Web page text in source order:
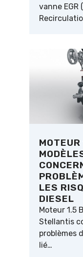
vanne EGR
LES
DIESEL
Moteur 1.5
Stellantis
problèmes
lié…